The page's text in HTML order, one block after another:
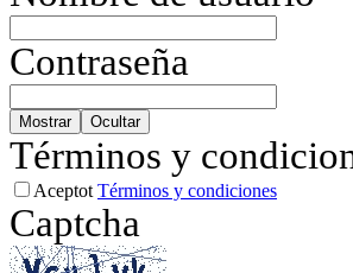
Contraseña
Mostrar Ocultar
Términos y
AceptotTérminos y condiciones
Captcha